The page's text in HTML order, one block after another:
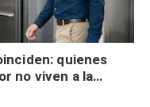
quienes
no viven a la